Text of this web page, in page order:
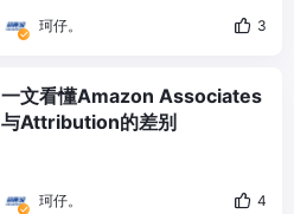
珂仔。 3
一文看懂Amazon Associates
与Attribution的差别
珂仔。 4